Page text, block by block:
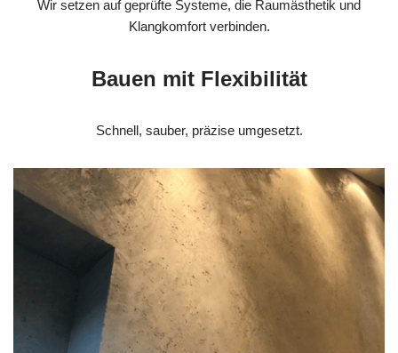
Wir setzen auf geprüfte Systeme, die Raumästhetik und
Klangkomfort verbinden.
Bauen mit Flexibilität
Schnell, sauber, präzise umgesetzt.